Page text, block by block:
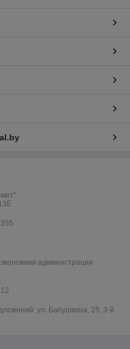
администрации
ул. Бабушкина, 25, 3-й